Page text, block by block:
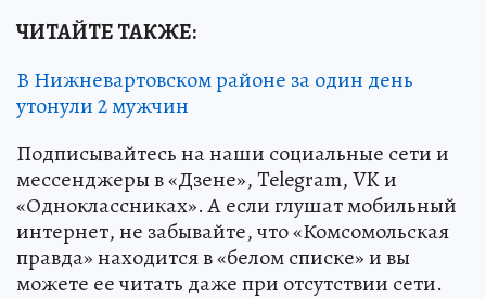
ЧИТАЙТЕ ТАКЖЕ:
В Нижневартовском районе за один день
утонули 2 мужчин
Подписывайтесь на наши социальные сети и
мессенджеры в «Дзене», Telegram, VK и
«Одноклассниках». А если глушат мобильный
интернет, не забывайте, что «Комсомольская
правда» находится в «белом списке» и вы
можете ее читать даже при отсутствии сети.